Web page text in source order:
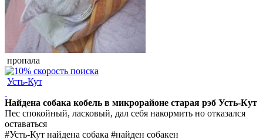
пропала
Усть-Кут
Найдена собака кобель в микрорайоне старая рэб Усть-Кут
Пес спокойный, ласковый, дал себя накормить но отказался
оставаться
#Усть-Кут найдена собака #найден собакен